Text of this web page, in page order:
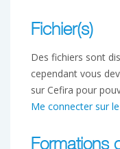
Fichier(s)
Des fichiers sont
cependant vous
sur Cefira pour
Me connecter sur